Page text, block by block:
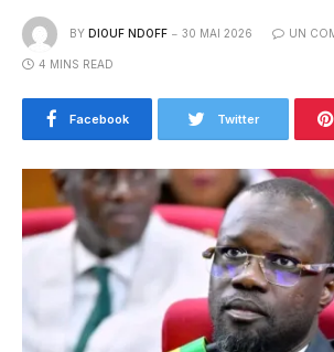
BY DIOUF NDOFF 30 MAI 2026 UN
4 MINS READ
Facebook Twitter